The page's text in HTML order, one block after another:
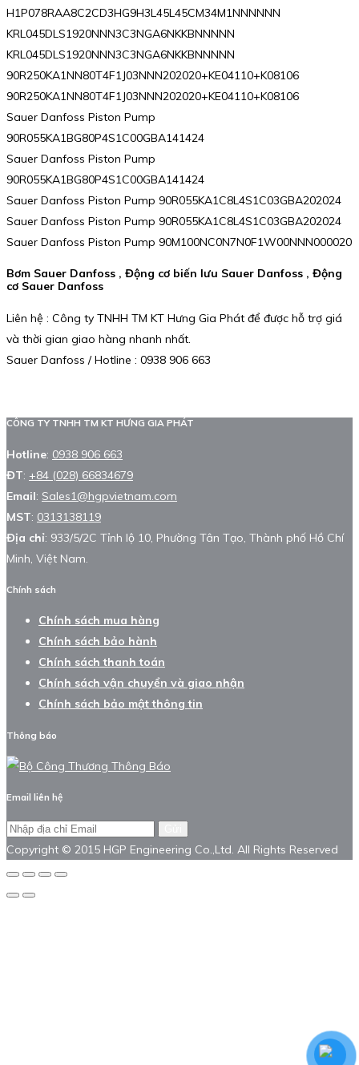
H1P078RAA8C2CD3HG9H3L45L45CM34M1NNNNNN
KRL045DLS1920NNN3C3NGA6NKKBNNNNN
KRL045DLS1920NNN3C3NGA6NKKBNNNNN
90R250KA1NN80T4F1J03NNN202020+KE04110+K08106
90R250KA1NN80T4F1J03NNN202020+KE04110+K08106
Sauer Danfoss Piston Pump
90R055KA1BG80P4S1C00GBA141424
Sauer Danfoss Piston Pump
90R055KA1BG80P4S1C00GBA141424
Sauer Danfoss Piston Pump 90R055KA1C8L4S1C03GBA202024
Sauer Danfoss Piston Pump 90R055KA1C8L4S1C03GBA202024
Sauer Danfoss Piston Pump 90M100NC0N7N0F1W00NNN000020
Bơm Sauer Danfoss , Động cơ biến lưu Sauer Danfoss , Động
cơ Sauer Danfoss
Liên hệ : Công ty TNHH TM KT Hưng Gia Phát để được hỗ trợ giá
và thời gian giao hàng nhanh nhất.
Sauer Danfoss / Hotline : 0938 906 663
CÔNG TY TNHH TM KT HƯNG GIA PHÁT
Hotline: 0938 906 663
ĐT: +84 (028) 66834679
Email: Sales1@hgpvietnam.com
MST: 0313138119
Địa chỉ: 933/5/2C Tỉnh lộ 10, Phường Tân Tạo, Thành phố Hồ Chí
Minh, Việt Nam.
Chính sách
Chính sách mua hàng
Chính sách bảo hành
Chính sách thanh toán
Chính sách vận chuyển và giao nhận
Chính sách bảo mật thông tin
Thông báo
Email liên hệ
Copyright © 2015 HGP Engineering Co.,Ltd. All Rights Reserved